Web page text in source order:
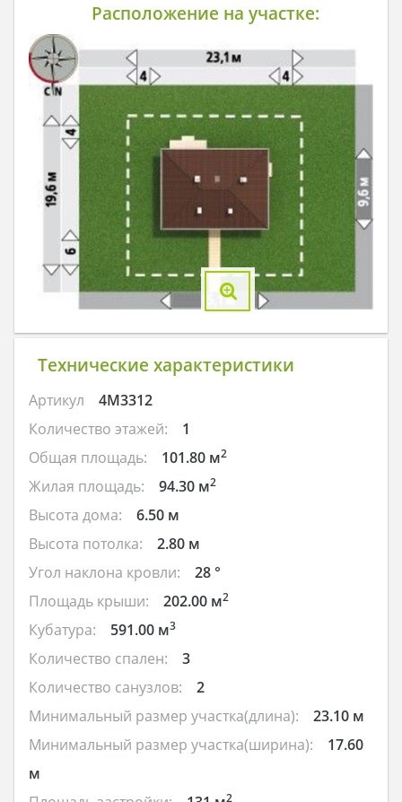
Расположение на участке:
Технические характеристики
Артикул
4M3312
Количество этажей:
1
Общая площадь:
101.80 м2
Жилая площадь: 94.30 м2
Высота дома:
6.50 м
Высота потолка:
2.80 м
Угол наклона кровли:
28 °
Площадь крыши:
202.00 м2
Кубатура: 591.00 м3
Количество спален:
3
Количество санузлов:
2
Минимальный размер участка(длина):
23.10 м
Минимальный размер участка(ширина):
17.60
м
2